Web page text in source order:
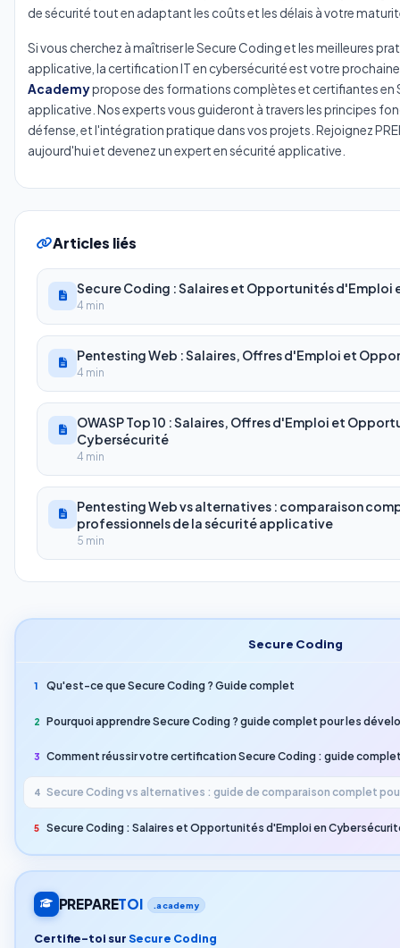
de sécurité tout en adaptant les coûts et les délais à votre
Si vous cherchez à maîtriser le Secure Coding et les meilleures
applicative, la certification IT en cybersécurité est votre
Academypropose des formations complètes et certifiantes en
applicative. Nos experts vous guideront à travers les principes
défense, et l'intégration pratique dans vos projets. Rejoignez
aujourd'huiet devenez un expert en sécurité applicative.
Articles liés
Secure Coding : Salaires et Opportunités d'Emploi
4 min
Pentesting Web : Salaires, Offres d'Emploi et
4 min
OWASP Top 10 : Salaires, Offres d'Emploi et
Cybersécurité
4 min
Pentesting Web vs alternatives : comparaison
professionnels de la sécurité applicative
5 min
Secure Coding
1 Qu'est-ce que Secure Coding ? Guide complet
2 Pourquoi apprendre Secure Coding ? guide complet pour les
3 Comment réussir votre certification Secure Coding : guide
4 Secure Coding vs alternatives : guide de comparaison complet
5 Secure Coding : Salaires et Opportunités d'Emploi en
PREPARETOI .academy
Certifie-toi surSecure Coding